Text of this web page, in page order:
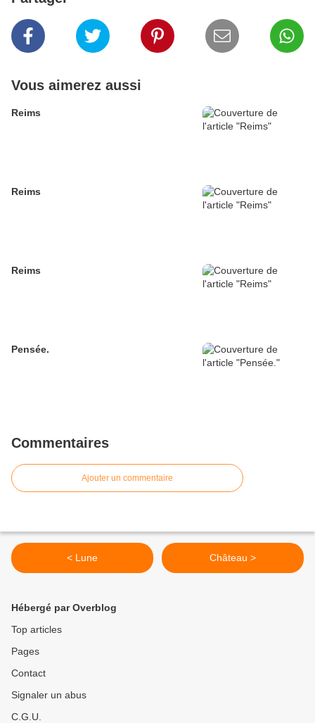
Vous aimerez aussi
Reims
Reims
Reims
Pensée.
Commentaires
Ajouter un commentaire
< Lune Château >
Hébergé par Overblog
Top articles
Pages
Contact
Signaler un abus
C.G.U.